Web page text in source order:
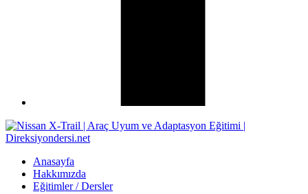
Anasayfa
Hakkımızda
Eğitimler / Dersler